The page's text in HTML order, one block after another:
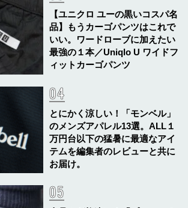
【ユニクロ ユーの黒いコスパ名
品】もうカーゴパンツはこれで
いい。ワードローブに加えたい
最強の１本／Uniqlo U ワイドフ
ィットカーゴパンツ
とにかく涼しい！「モンベル」
のメンズアパレル13選。ALL１
万円台以下の猛暑に最適なアイ
テムを編集者のレビューと共に
お届け。